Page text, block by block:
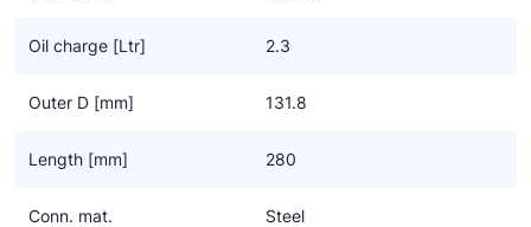
Oil charge [Ltr] 2.3
Outer D [mm] 131.8
Length [mm] 280
Conn. mat. Steel